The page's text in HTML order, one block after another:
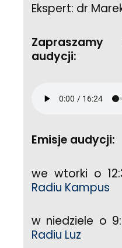
Ekspert: dr
Zapraszamy
audycji:
Emisje audycji:
we wtorki o
Radiu Kampus
w niedziele o
Radiu Luz